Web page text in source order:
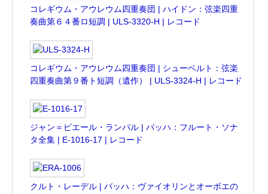
コレギウム・アウレウム四重奏団 | ハイドン：弦楽四重
奏曲第６４番ロ短調 | ULS-3320-H | レコード
コレギウム・アウレウム四重奏団 | シューベルト：弦楽
四重奏曲第９番ト短調（遺作） | ULS-3324-H | レコード
ジャン＝ピエール・ランパル | バッハ：フルート・ソナ
タ全集 | E-1016-17 | レコード
クルト・レーデル | バッハ：ヴァイオリンとオーボエの